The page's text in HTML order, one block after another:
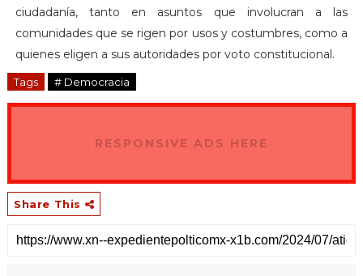
ciudadanía, tanto en asuntos que involucran a las
comunidades que se rigen por usos y costumbres, como a
quienes eligen a sus autoridades por voto constitucional.
Tags # Democracia
RESPONSIVE ADS HERE
Share This